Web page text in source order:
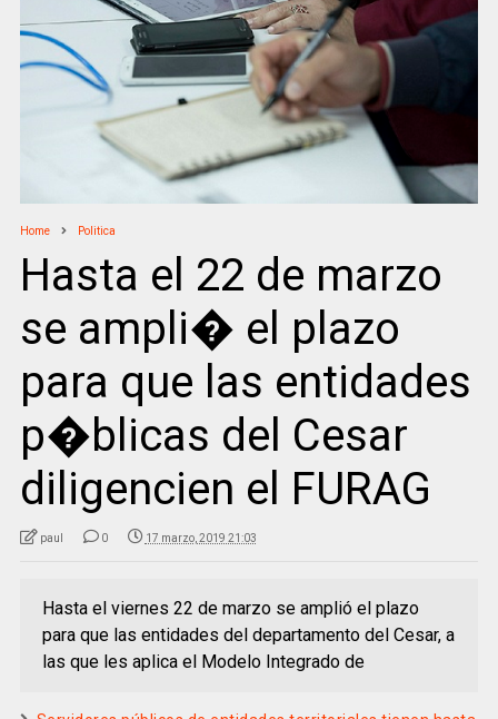
Home Politica
Hasta el 22 de marzo
se ampli� el plazo
para que las entidades
p�blicas del Cesar
diligencien el FURAG
paul 0 17 marzo, 2019 21:03
Hasta el viernes 22 de marzo se amplió el plazo
para que las entidades del departamento del Cesar, a
las que les aplica el Modelo Integrado de